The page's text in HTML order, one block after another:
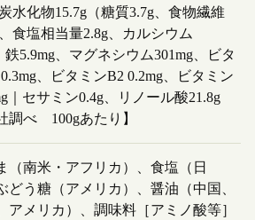
水化物15.7g（糖質3.7g、食物繊維
食塩相当量2.8g、カルシウム
鉄5.9mg、マグネシウム301mg、ビタ
、ビタミンB2 0.2mg、ビタミン
｜セサミン0.4g、リノール酸21.8g
調べ 100gあたり】
（南米・アフリカ）、食塩（日
どう糖（アメリカ）、醤油（中国、
アメリカ）、調味料［アミノ酸等］